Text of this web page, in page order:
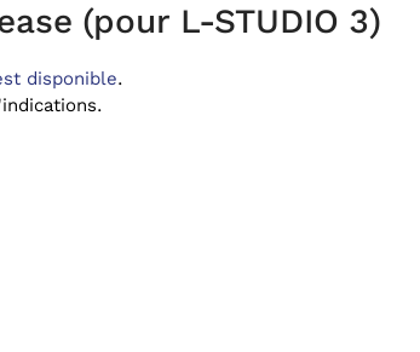
(pour L-STUDIO 3)
disponible.